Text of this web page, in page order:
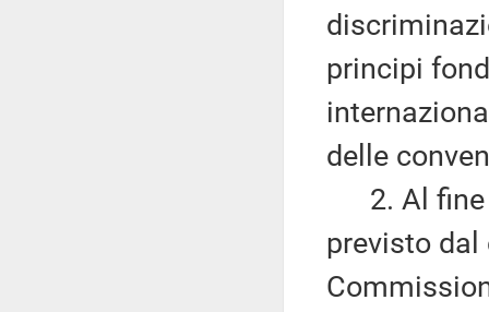
principi
delle
2. Al fine
previsto dal